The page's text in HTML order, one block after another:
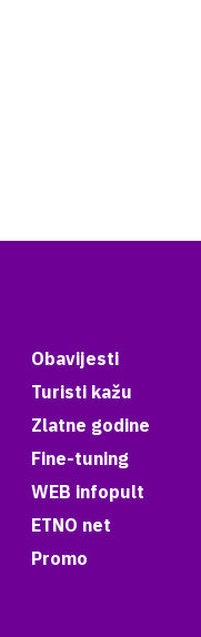
Obavijesti
Turisti kažu
Zlatne godine
Fine-tuning
WEB infopult
ETNO net
Promo